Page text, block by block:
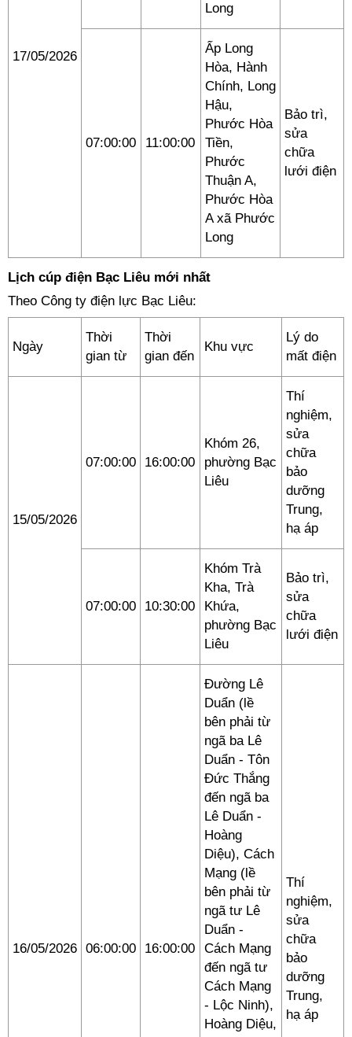
17/05/2026
Long
07:00:00 11:00:00
Ấp Long
Hòa, Hành
Chính, Long
Hậu,
Phước Hòa
Tiền,
Phước
Thuận A,
Phước Hòa
A xã Phước
Long
Bảo trì,
sửa
chữa
lưới điện
Lịch cúp điện Bạc Liêu mới nhất
Theo Công ty điện lực Bạc Liêu:
Ngày
Thời
gian từ
Thời
gian đến
Khu vực
Lý do
mất điện
15/05/2026
07:00:00 16:00:00
Khóm 26,
phường Bạc
Liêu
Thí
nghiệm,
sửa
chữa
bảo
dưỡng
Trung,
hạ áp
07:00:00 10:30:00
Khóm Trà
Kha, Trà
Khứa,
phường Bạc
Liêu
Bảo trì,
sửa
chữa
lưới điện
16/05/2026 06:00:00 16:00:00
Đường Lê
Duẩn (lề
bên phải từ
ngã ba Lê
Duẩn - Tôn
Đức Thắng
đến ngã ba
Lê Duẩn -
Hoàng
Diệu), Cách
Mạng (lề
bên phải từ
ngã tư Lê
Duẩn -
Cách Mạng
đến ngã tư
Cách Mạng
- Lộc Ninh),
Hoàng Diệu,
Thí
nghiệm,
sửa
chữa
bảo
dưỡng
Trung,
hạ áp